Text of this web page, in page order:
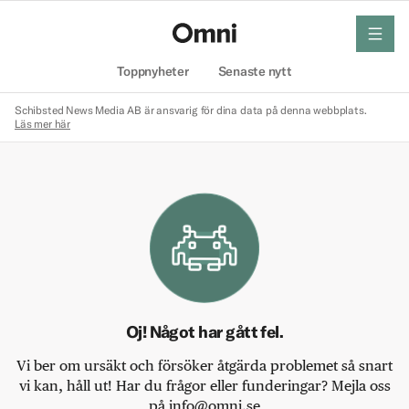
Toppnyheter Senaste nytt
meny
Schibsted News Media AB är ansvarig för dina data på denna webbplats.
Läs mer här
Oj! Något har gått fel.
Vi ber om ursäkt och försöker åtgärda problemet så snart
vi kan, håll ut! Har du frågor eller funderingar? Mejla oss